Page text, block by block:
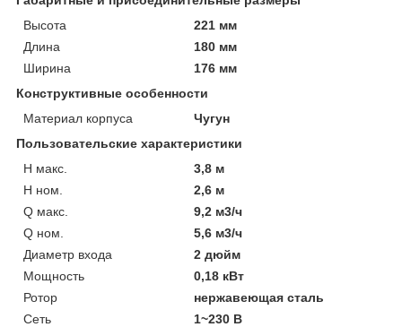
Высота
221 мм
Длина
180 мм
Ширина
176 мм
Конструктивные особенности
Материал корпуса
Чугун
Пользовательские характеристики
H макс.
3,8 м
H ном.
2,6 м
Q макс.
9,2 м3/ч
Q ном.
5,6 м3/ч
Диаметр входа
2 дюйм
Мощность
0,18 кВт
Ротор
нержавеющая сталь
Сеть
1~230 В